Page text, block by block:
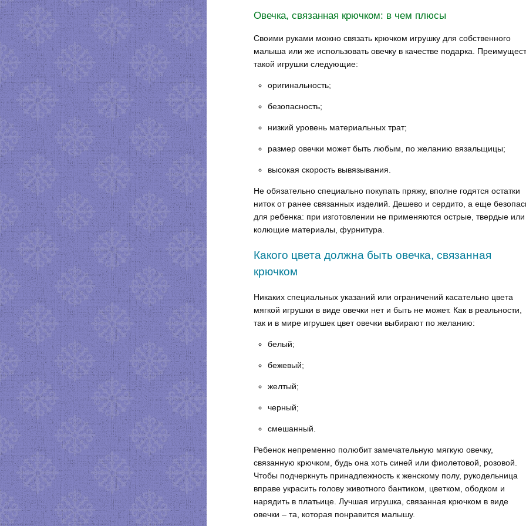
Овечка, связанная крючком: в чем плюсы
Своими руками можно связать крючком игрушку для собственного
малыша или же использовать овечку в качестве подарка.
такой игрушки следующие:
оригинальность;
безопасность;
низкий уровень материальных трат;
размер овечки может быть любым, по желанию вязальщицы;
высокая скорость вывязывания.
Не обязательно специально покупать пряжу, вполне годятся остатки
ниток от ранее связанных изделий. Дешево и сердито, а еще
для ребенка: при изготовлении не применяются острые, твердые или
колющие материалы, фурнитура.
Какого цвета должна быть овечка, связанная
крючком
Никаких специальных указаний или ограничений касательно цвета
мягкой игрушки в виде овечки нет и быть не может. Как в реальности,
так и в мире игрушек цвет овечки выбирают по желанию:
белый;
бежевый;
желтый;
черный;
смешанный.
Ребенок непременно полюбит замечательную мягкую овечку,
связанную крючком, будь она хоть синей или фиолетовой, розовой.
Чтобы подчеркнуть принадлежность к женскому полу, рукодельница
вправе украсить голову животного бантиком, цветком, ободком и
нарядить в платьице. Лучшая игрушка, связанная крючком в виде
овечки – та, которая понравится малышу.